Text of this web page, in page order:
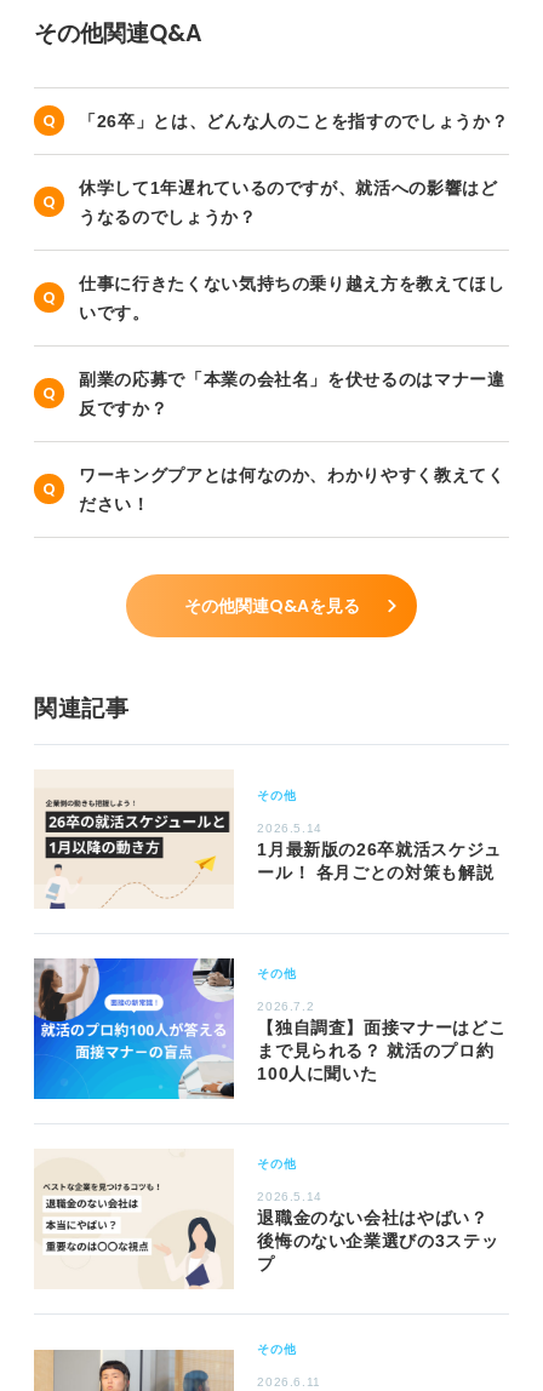
その他関連Q&A
「26卒」とは、どんな人のことを指すのでしょうか？
休学して1年遅れているのですが、就活への影響はど
うなるのでしょうか？
仕事に行きたくない気持ちの乗り越え方を教えてほし
いです。
副業の応募で「本業の会社名」を伏せるのはマナー違
反ですか？
ワーキングプアとは何なのか、わかりやすく教えてく
ださい！
その他関連Q&Aを見る
関連記事
その他
2026.5.14
1月最新版の26卒就活スケジュ
ール！ 各月ごとの対策も解説
その他
2026.7.2
【独自調査】面接マナーはどこ
まで見られる？ 就活のプロ約
100人に聞いた
その他
2026.5.14
退職金のない会社はやばい？
後悔のない企業選びの3ステッ
プ
その他
2026.6.11